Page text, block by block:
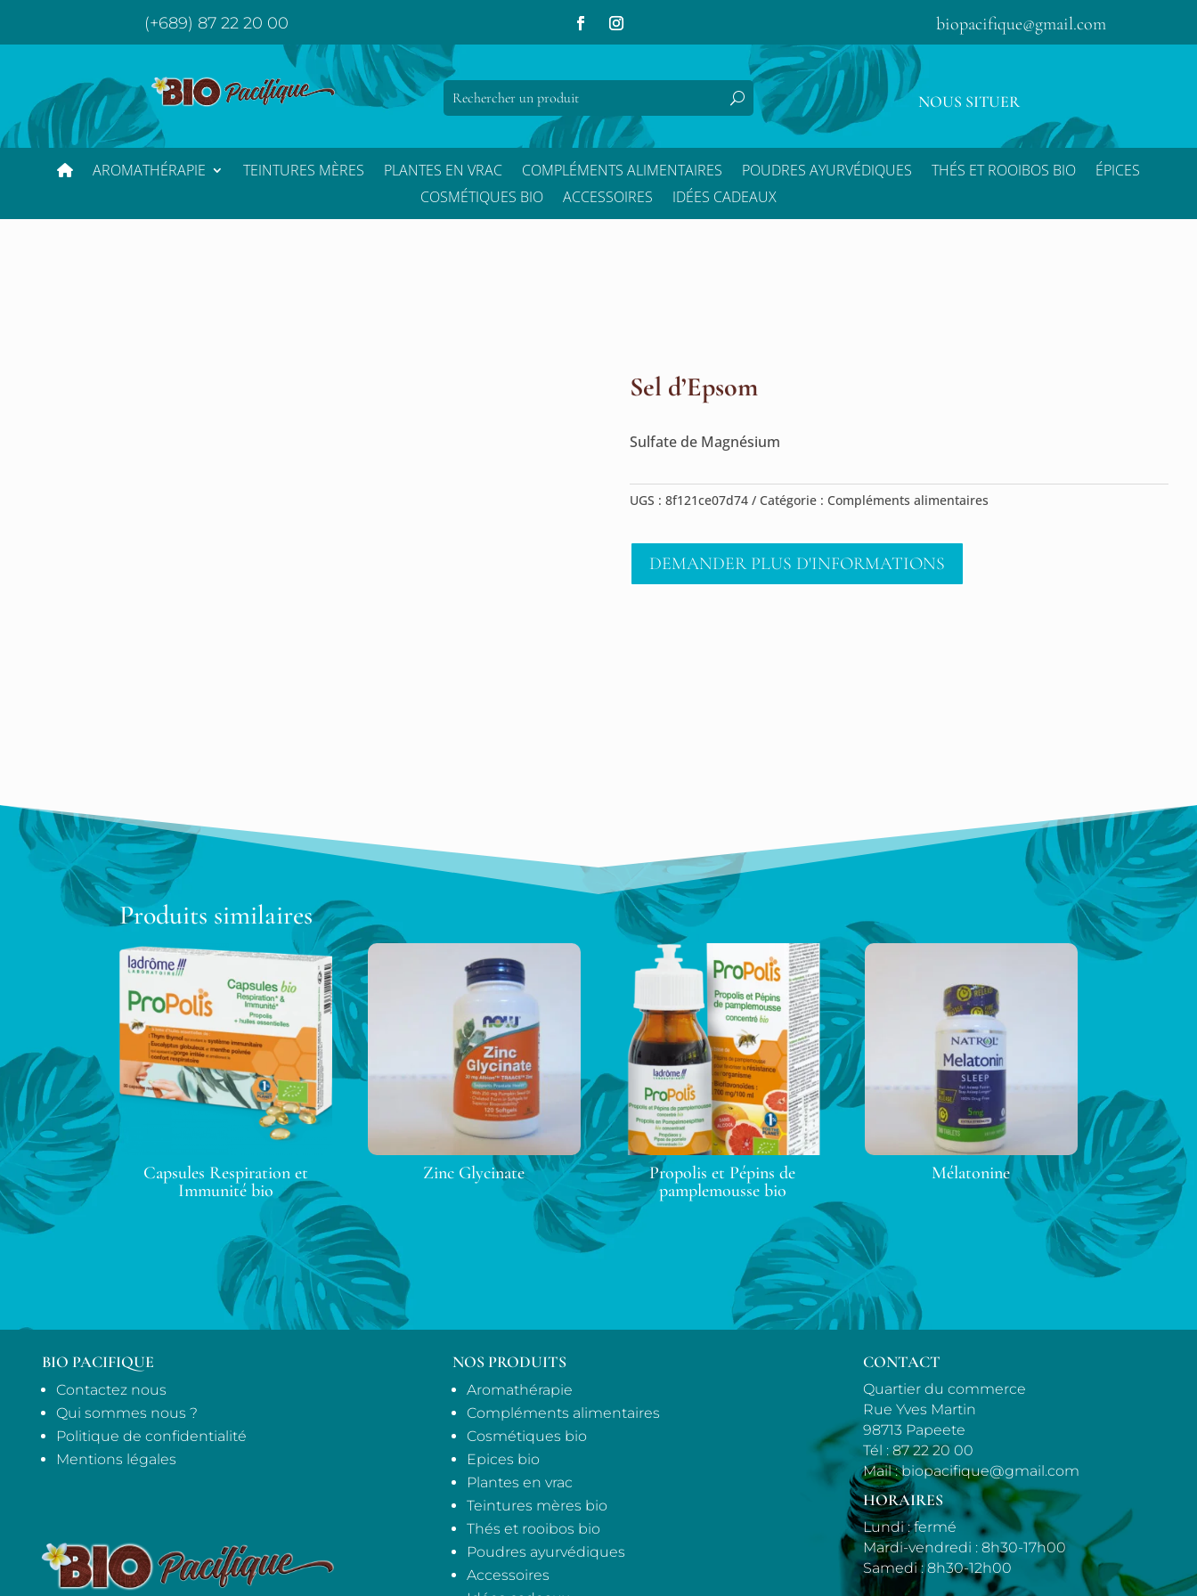
(+689) 87 22 20 00 biopacifique@gmail.com
NOUS SITUER
AROMATHÉRAPIE TEINTURES MÈRES PLANTES EN VRAC COMPLÉMENTS ALIMENTAIRES POUDRES AYURVÉDIQUES THÉS ET ROOIBOS BIO
ÉPICES
COSMÉTIQUES BIO
ACCESSOIRES IDÉES CADEAUX
Sel d’Epsom
Sulfate de Magnésium
UGS :8f121ce07d74 Catégorie : Compléments alimentaires
DEMANDER PLUS D'INFORMATIONS
Produits similaires
Capsules Respiration et
Immunité bio
Zinc Glycinate
Propolis et Pépins de
pamplemousse bio
Mélatonine
BIO PACIFIQUE
Contactez nous
Qui sommes nous ?
Politique de confidentialité
Mentions légales
NOS PRODUITS
Aromathérapie
Compléments alimentaires
Cosmétiques bio
Epices bio
Plantes en vrac
Teintures mères bio
Thés et rooibos bio
Poudres ayurvédiques
Accessoires
CONTACT
Quartier du commerce
Rue Yves Martin
98713 Papeete
Tél :87 22 20 00
Mail :biopacifique@gmail.com
HORAIRES
Lundi : fermé
Mardi-vendredi : 8h30-17h00
Samedi : 8h30-12h00